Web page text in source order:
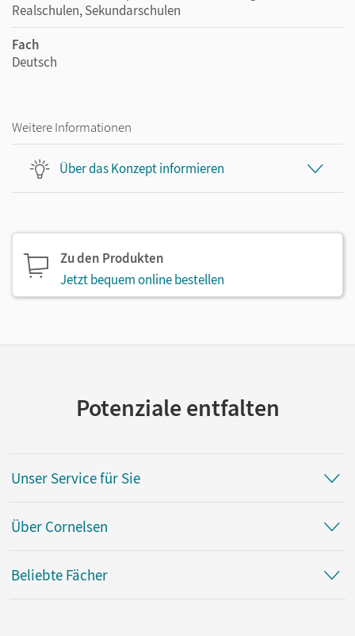
Realschulen, Sekundarschulen
Fach
Deutsch
Weitere Informationen
Über das Konzept informieren
Zu den Produkten
Jetzt bequem online bestellen
Potenziale entfalten
Unser Service für Sie
Über Cornelsen
Beliebte Fächer